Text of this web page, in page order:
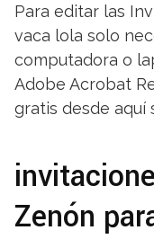
Para editar las
vaca lola solo
computadora o
Adobe Acrobat
gratis desde aquí
Zenón